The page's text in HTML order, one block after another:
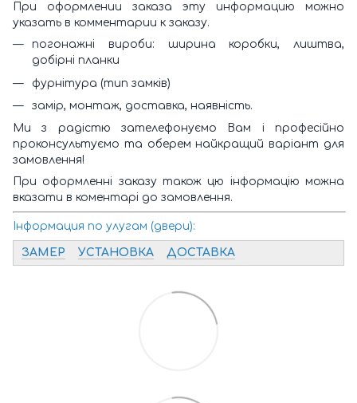
При оформлении заказа эту информацию можно
указать в комментарии к заказу.
погонажні вироби: ширина коробки, лиштва,
добірні планки
фурнітура (тип замків)
замір, монтаж, доставка, наявність.
Ми з радістю зателефонуємо Вам і професійно
проконсультуємо та оберем найкращий варіант для
замовлення!
При оформленні заказу також цю інформацію можна
вказати в коментарі до замовлення.
Інформация по улугам (двери):
ЗАМЕР УСТАНОВКА ДОСТАВКА